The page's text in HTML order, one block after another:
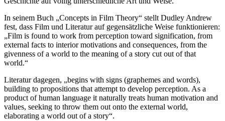
In seinem Buch „Concepts in Film Theory“ stellt Dudley Andrew
fest, dass Film und Literatur auf gegensätzliche Weise funktionieren:
„Film is found to work from perception toward signification, from
external facts to interior motivations and consequences, from the
givenness of a world to the meaning of a story cut out of that
world.“
Literatur dagegen, „begins with signs (graphemes and words),
building to propositions that attempt to develop perception. As a
product of human language it naturally treats human motivation and
values, seeking to throw them out onto the external world,
elaborating a world out of a story“.